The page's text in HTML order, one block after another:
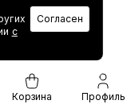
с
Согласен
Корзина Профиль